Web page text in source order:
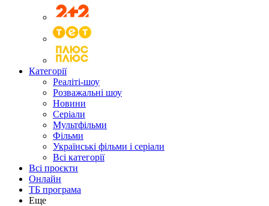
Категорії
Реаліті-шоу
Розважальні шоу
Новини
Серіали
Мультфільми
Фільми
Українські фільми і серіали
Всі категорії
Всі проєкти
Онлайн
ТБ програма
Еще